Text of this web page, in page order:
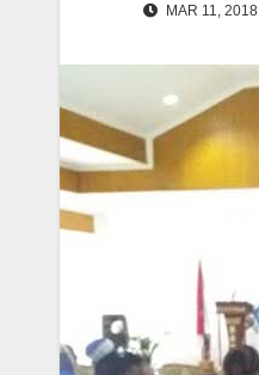
MAR 11, 2018